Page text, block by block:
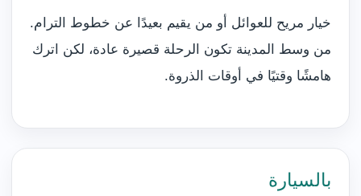
خيار مريح للعوائل أو من يقيم بعيدًا عن خطوط الترام.
من وسط المدينة تكون الرحلة قصيرة عادة، لكن اترك
هامشًا وقتيًا في أوقات الذروة.
بالسيارة